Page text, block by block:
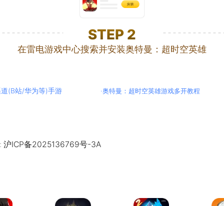
STEP 2
在雷电游戏中心搜索并安装奥特曼：超时空英雄
(B站/华为等)手游 ·奥特曼：超时空英雄游戏多开教程
沪ICP备2025136769号-3A
海王热血航线 怪物猎人：旅人 奥特曼传奇英雄2